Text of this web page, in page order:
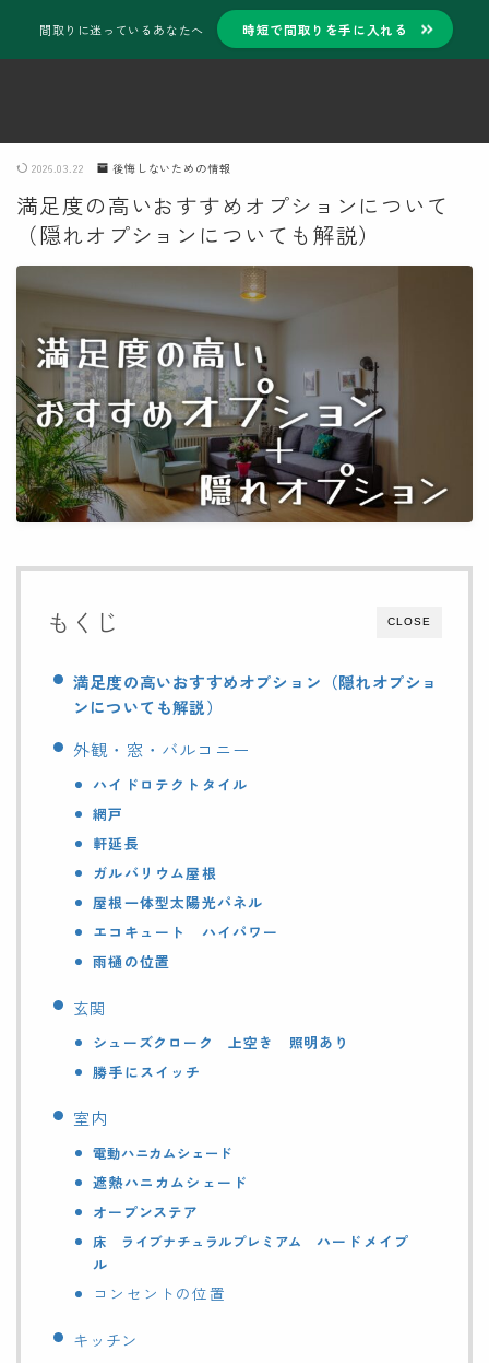
間取りに迷っているあなたへ 時短で間取りを手に入れる
2026.03.22 後悔しないための情報
満足度の高いおすすめオプションについて
（隠れオプションについても解説）
CLOSE
もくじ
満足度の高いおすすめオプション（隠れオプショ
ンについても解説）
外観・窓・バルコニー
ハイドロテクトタイル
網戸
軒延長
ガルバリウム屋根
屋根一体型太陽光パネル
エコキュート ハイパワー
雨樋の位置
玄関
シューズクローク 上空き 照明あり
勝手にスイッチ
室内
電動ハニカムシェード
遮熱ハニカムシェード
オープンステア
床 ライブナチュラルプレミアムハードメイプ
ル
コンセントの位置
キッチン